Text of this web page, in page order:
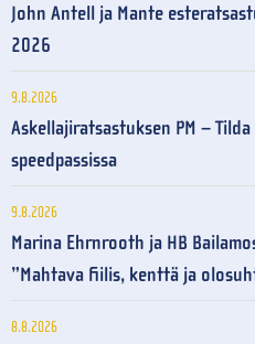
John Antell ja Mante
2026
9.8.2026
Askellajiratsastuksen PM –
speedpassissa
9.8.2026
Marina Ehrnrooth ja HB
”Mahtava fiilis, kenttä ja
8.8.2026